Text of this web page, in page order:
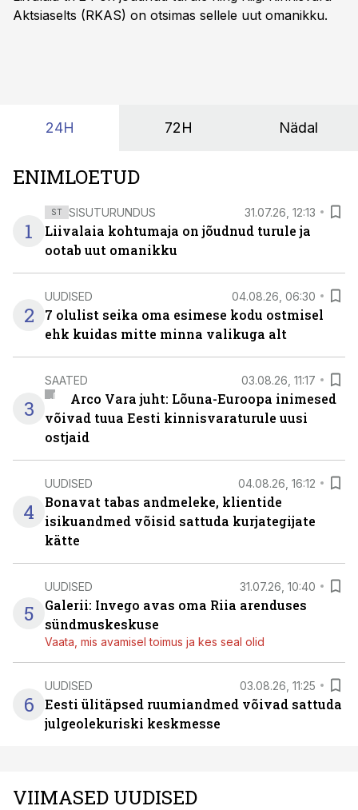
Aktsiaselts (RKAS) on otsimas sellele uut omanikku.
24H 72H Nädal
ENIMLOETUD
1
ST SISUTURUNDUS 31.07.26, 12:13
Liivalaia kohtumaja on jõudnud turule ja
ootab uut omanikku
2
UUDISED 04.08.26, 06:30
7 olulist seika oma esimese kodu ostmisel
ehk kuidas mitte minna valikuga alt
3
SAATED 03.08.26, 11:17
Arco Vara juht: Lõuna-Euroopa inimesed
võivad tuua Eesti kinnisvaraturule uusi
ostjaid
4
UUDISED 04.08.26, 16:12
Bonavat tabas andmeleke, klientide
isikuandmed võisid sattuda kurjategijate
kätte
5
UUDISED 31.07.26, 10:40
Galerii: Invego avas oma Riia arenduses
sündmuskeskuse
Vaata, mis avamisel toimus ja kes seal olid
6
UUDISED 03.08.26, 11:25
Eesti ülitäpsed ruumiandmed võivad sattuda
julgeolekuriski keskmesse
VIIMASED UUDISED